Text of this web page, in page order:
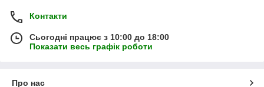
Контакти
Сьогодні працює з 10:00 до 18:00
Показати весь графік роботи
Про нас